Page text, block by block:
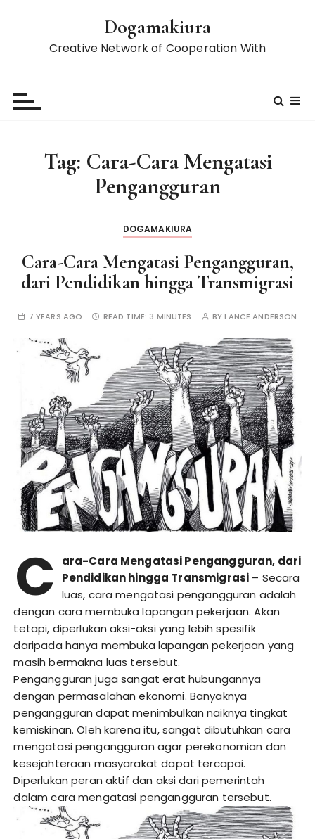
Dogamakiura
Creative Network of Cooperation With
Tag: Cara-Cara Mengatasi
Pengangguran
DOGAMAKIURA
Cara-Cara Mengatasi Pengangguran,
dari Pendidikan hingga Transmigrasi
7 YEARS AGO READ TIME: 3 MINUTES BYLANCE ANDERSON
C
ara-Cara Mengatasi Pengangguran, dari
Pendidikan hingga Transmigrasi – Secara
luas, cara mengatasi pengangguran adalah
dengan cara membuka lapangan pekerjaan. Akan
tetapi, diperlukan aksi-aksi yang lebih spesifik
daripada hanya membuka lapangan pekerjaan yang
masih bermakna luas tersebut.
Pengangguran juga sangat erat hubungannya
dengan permasalahan ekonomi. Banyaknya
pengangguran dapat menimbulkan naiknya tingkat
kemiskinan. Oleh karena itu, sangat dibutuhkan cara
mengatasi pengangguran agar perekonomian dan
kesejahteraan masyarakat dapat tercapai.
Diperlukan peran aktif dan aksi dari pemerintah
dalam cara mengatasi pengangguran tersebut.